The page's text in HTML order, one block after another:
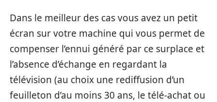
Dans le meilleur des cas vous avez un petit
écran sur votre machine qui vous permet de
compenser l’ennui généré par ce surplace et
l’absence d’échange en regardant la
télévision (au choix une rediffusion d’un
feuilleton d’au moins 30 ans, le télé-achat ou